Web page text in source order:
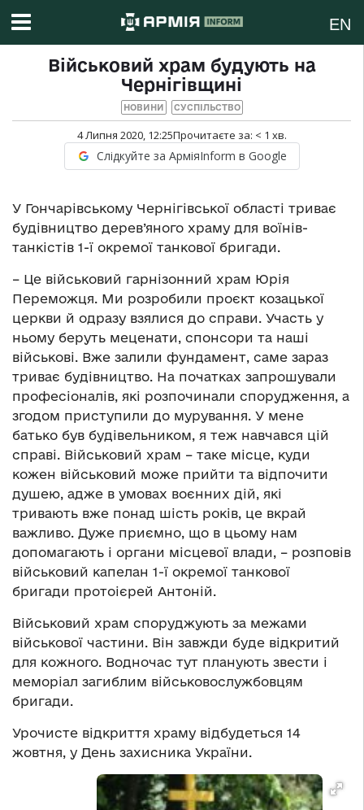
EN
Військовий храм будують на
Чернігівщині
НОВИНИ СУСПІЛЬСТВО
4 Липня 2020, 12:25Прочитаєте за: < 1 хв.
Слідкуйте за АрміяInform в Google
У Гончарівському Чернігівської області триває
будівництво дерев’яного храму для воїнів-
танкістів 1-ї окремої танкової бригади.
– Це військовий гарнізонний храм Юрія
Переможця. Ми розробили проєкт козацької
церкви й одразу взялися до справи. Участь у
ньому беруть меценати, спонсори та наші
військові. Вже залили фундамент, саме зараз
триває будівництво. На початках запрошували
професіоналів, які розпочинали спорудження, а
згодом приступили до мурування. У мене
батько був будівельником, я теж навчався цій
справі. Військовий храм – таке місце, куди
кожен військовий може прийти та відпочити
душею, адже в умовах воєнних дій, які
тривають вже понад шість років, це вкрай
важливо. Дуже приємно, що в цьому нам
допомагають і органи місцевої влади, – розповів
військовий капелан 1-ї окремої танкової
бригади протоієрей Антоній.
Військовий храм споруджують за межами
військової частини. Він завжди буде відкритий
для кожного. Водночас тут планують звести і
меморіал загиблим військовослужбовцям
бригади.
Урочисте відкриття храму відбудеться 14
жовтня, у День захисника України.